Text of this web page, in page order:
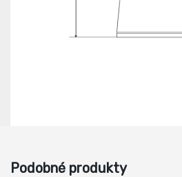
Podobné produkty